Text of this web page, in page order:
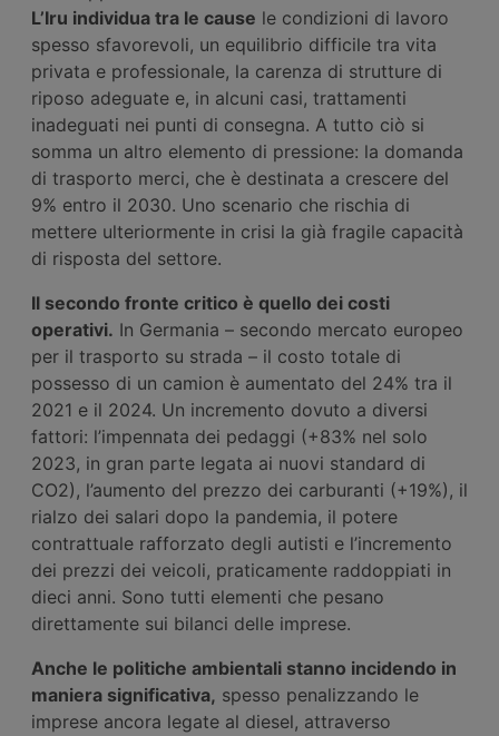
L’Iru individua tra le cause le condizioni di lavoro
spesso sfavorevoli, un equilibrio difficile tra vita
privata e professionale, la carenza di strutture di
riposo adeguate e, in alcuni casi, trattamenti
inadeguati nei punti di consegna. A tutto ciò si
somma un altro elemento di pressione: la domanda
di trasporto merci, che è destinata a crescere del
9% entro il 2030. Uno scenario che rischia di
mettere ulteriormente in crisi la già fragile capacità
di risposta del settore.
Il secondo fronte critico è quello dei costi
operativi. In Germania – secondo mercato europeo
per il trasporto su strada – il costo totale di
possesso di un camion è aumentato del 24% tra il
2021 e il 2024. Un incremento dovuto a diversi
fattori: l’impennata dei pedaggi (+83% nel solo
2023, in gran parte legata ai nuovi standard di
CO2), l’aumento del prezzo dei carburanti (+19%), il
rialzo dei salari dopo la pandemia, il potere
contrattuale rafforzato degli autisti e l’incremento
dei prezzi dei veicoli, praticamente raddoppiati in
dieci anni. Sono tutti elementi che pesano
direttamente sui bilanci delle imprese.
Anche le politiche ambientali stanno incidendo in
maniera significativa, spesso penalizzando le
imprese ancora legate al diesel, attraverso